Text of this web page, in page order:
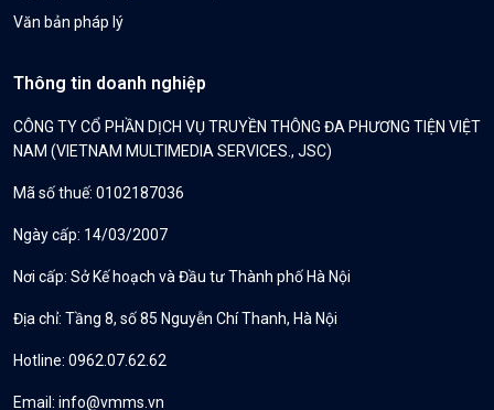
Văn bản pháp lý
Thông tin doanh nghiệp
CÔNG TY CỔ PHẦN DỊCH VỤ TRUYỀN THÔNG ĐA PHƯƠNG TIỆN VIỆT
NAM (VIETNAM MULTIMEDIA SERVICES., JSC)
Mã số thuế: 0102187036
Ngày cấp: 14/03/2007
Nơi cấp: Sở Kế hoạch và Đầu tư Thành phố Hà Nội
Địa chỉ: Tầng 8, số 85 Nguyễn Chí Thanh, Hà Nội
Hotline: 0962.07.62.62
Email: info@vmms.vn